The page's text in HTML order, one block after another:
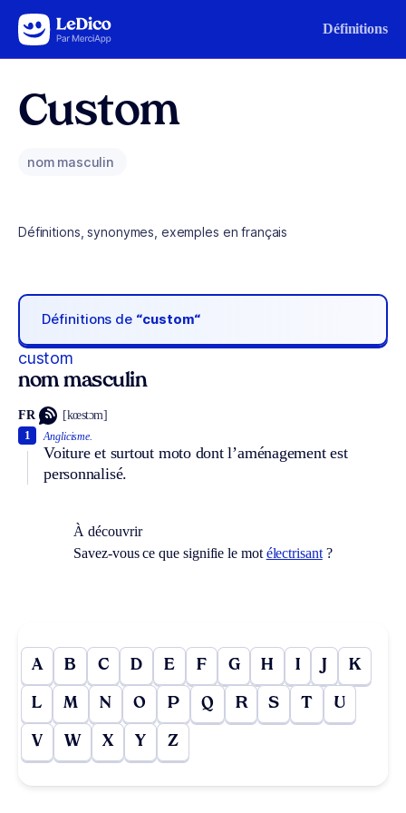
Aller au contenu Définitions
Custom
nom masculin
Définitions, synonymes, exemples en français
Définitions de “custom“
custom
nom masculin
FR [kœstɔm]
Anglicisme.
Voiture et surtout moto dont l’aménagement est
personnalisé.
1
À découvrir
Savez-vous ce que signifie le mot électrisant?
A B C D E F G H I J K
L M N O P Q R S T U
V W X Y Z